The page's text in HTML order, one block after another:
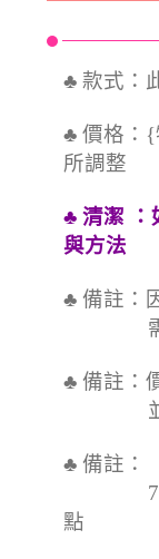
♣ 款式：
♣ 價格：{
所調整
♣ 清潔 ：
與方法
♣ 備註：
需依實
♣ 備註：
並交付
♣ 備註：
7個工
點